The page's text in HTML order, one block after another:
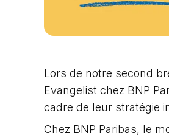
Lors de notre second
Evangelist chez BNP
cadre de leur stratégie
Chez BNP Paribas, le